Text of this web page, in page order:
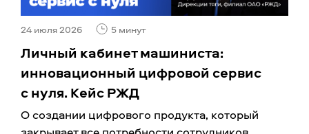
команда
24 июля 2026
5 минут
Личный кабинет машиниста:
инновационный цифровой сервис
с нуля. Кейс РЖД
О создании цифрового продукта, который